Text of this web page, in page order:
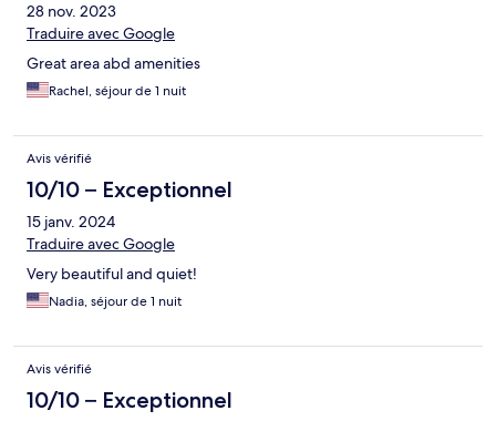
28 nov. 2023
Traduire avec Google
Great area abd amenities
Rachel, séjour de 1 nuit
Avis vérifié
10/10 – Exceptionnel
15 janv. 2024
Traduire avec Google
Very beautiful and quiet!
Nadia, séjour de 1 nuit
Avis vérifié
10/10 – Exceptionnel